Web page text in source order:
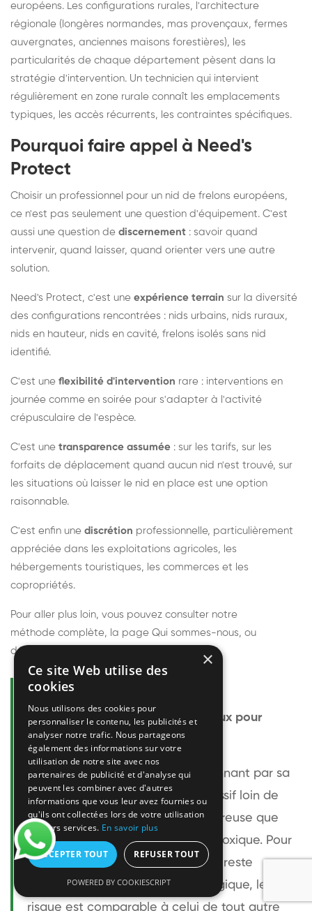
européens. Les configurations rurales, l'architecture
régionale (longères normandes, mas provençaux, fermes
auvergnates, anciennes maisons forestières), les
particularités de chaque département pèsent dans la
stratégie d'intervention. Un technicien qui intervient
régulièrement en zone rurale connaît les emplacements
typiques, les accès récurrents, les contraintes spécifiques.
Pourquoi faire appel à Need's
Protect
Choisir un professionnel pour un nid de frelons européens,
ce n'est pas seulement une question d'équipement. C'est
aussi une question de discernement : savoir quand
intervenir, quand laisser, quand orienter vers une autre
solution.
Need's Protect, c'est une expérience terrain sur la diversité
des configurations rencontrées : nids urbains, nids ruraux,
nids en hauteur, nids en cavité, frelons isolés sans nid
identifié.
C'est une flexibilité d'intervention rare : interventions en
journée comme en soirée pour s'adapter à l'activité
crépusculaire de l'espèce.
C'est une transparence assumée : sur les tarifs, sur les
forfaits de déplacement quand aucun nid n'est trouvé, sur
les situations où laisser le nid en place est une option
raisonnable.
C'est enfin une discrétion professionnelle, particulièrement
appréciée dans les exploitations agricoles, les
hébergements touristiques, les commerces et les
copropriétés.
Pour aller plus loin, vous pouvez consulter notre
méthode complète, la page Qui sommes-nous, ou
découvrir
Questions fréquentes
Le frelon européen est-il dangereux pour
l'homme ?
Le frelon européen est impressionnant par sa
taille mais relativement peu agressif loin de
son nid. Sa piqûre est plus douloureuse que
celle d'une guêpe sans être plus toxique. Pour
une personne non allergique, elle reste
bénigne. Pour une personne allergique, le
risque est comparable à celui de tout autre
×
Ce site Web utilise des
cookies
Nous utilisons des cookies pour
personnaliser le contenu, les publicités et
analyser notre trafic. Nous partageons
également des informations sur votre
utilisation de notre site avec nos
partenaires de publicité et d'analyse qui
peuvent les combiner avec d'autres
informations que vous leur avez fournies ou
qu'ils ont collectées lors de votre utilisation
de leurs services. En savoir plus
ACCEPTER TOUT REFUSER TOUT
POWERED BY COOKIESCRIPT